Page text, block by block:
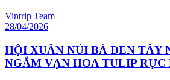
Vintrip Team
28/04/2026
HỘI XUÂN NÚI BÀ ĐEN TÂY
NGẮM VẠN HOA TULIP RỰC